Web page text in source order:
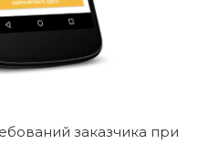
заказчика при